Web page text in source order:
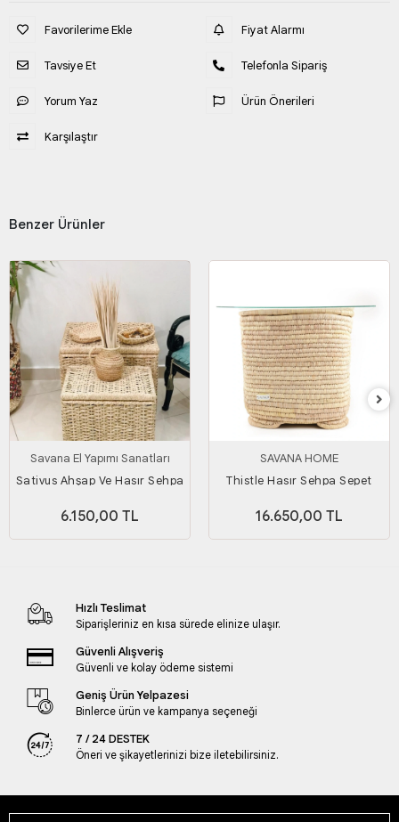
Favorilerime Ekle
Tavsiye Et
Yorum Yaz
Karşılaştır
Fiyat Alarmı
Telefonla Sipariş
Ürün Önerileri
Benzer Ürünler
Savana El Yapımı Sanatları
Sativus Ahşap Ve Hasır Sehpa
SANDIK/DÜZENLEYİCİ/OYUNCAK
SEPETİ) Genişlik 55ve45 Cm
6.150,00 TL
SAVANA HOME
Thistle Hasır Sehpa Sepet
16.650,00 TL
Hızlı Teslimat
Siparişleriniz en kısa sürede elinize ulaşır.
Güvenli Alışveriş
Güvenli ve kolay ödeme sistemi
Geniş Ürün Yelpazesi
Binlerce ürün ve kampanya seçeneği
7 / 24 DESTEK
Öneri ve şikayetlerinizi bize iletebilirsiniz.